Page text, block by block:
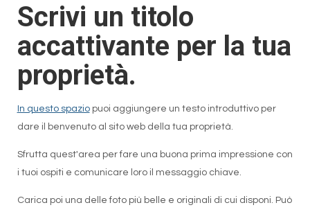
Scrivi un titolo
accattivante per la tua
proprietà.
In questo spaziopuoi aggiungere un testo introduttivo per
dare il benvenuto al sito web della tua proprietà.
Sfrutta quest'area per fare una buona prima impressione con
i tuoi ospiti e comunicare loro il messaggio chiave.
Carica poi una delle foto più belle e originali di cui disponi. Può